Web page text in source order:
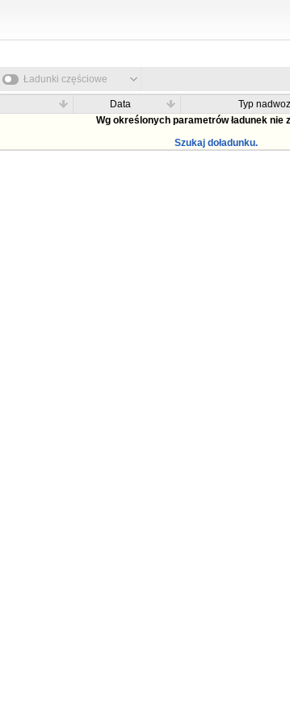
Ładunki częściowe
Data Typ
Wg określonych parametrów ładunek nie
Szukaj doładunku.